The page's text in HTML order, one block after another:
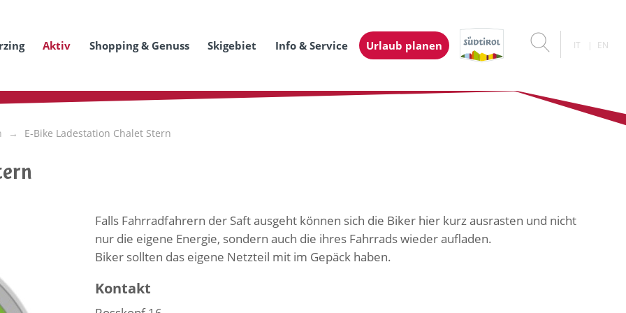
Aktiv Shopping & Genuss Skigebiet Info & Service Urlaub planen IT EN
E-Bike Ladestation Chalet Stern
Falls Fahrradfahrern der Saft ausgeht können sich die Biker hier kurz ausrasten und nicht
nur die eigene Energie, sondern auch die ihres Fahrrads wieder aufladen.
Biker sollten das eigene Netzteil mit im Gepäck haben.
Kontakt